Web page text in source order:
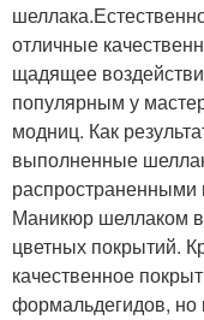
отличные
щадящее
популярным у
модниц. Как
выполненные
распространенными
Маникюр шеллаком
цветных покрытий.
качественное
формальдегидов, но